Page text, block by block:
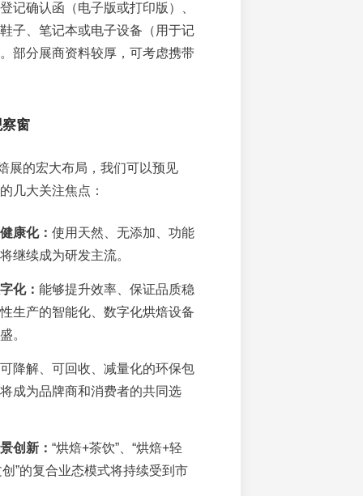
记确认函（电子版或打印版）、
子、笔记本或电子设备（用于记
部分展商资料较厚，可考虑携带
窗
展的宏大布局，我们可以预见
几大关注焦点：
康化： 使用天然、无添加、功能
继续成为研发主流。
化： 能够提升效率、保证品质稳
生产的智能化、数字化烘焙设备
。
可降解、可回收、减量化的环保包
成为品牌商和消费者的共同选
创新： “烘焙+茶饮”、“烘焙+轻
创”的复合业态模式将持续受到市